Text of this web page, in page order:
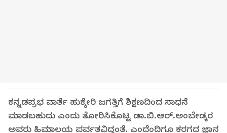
ಕನ್ನಡಪ್ರಭ ವಾರ್ತೆ ಹುಕ್ಕೇರಿ ಜಗತ್ತಿಗೆ ಶಿಕ್ಷಣದಿಂದ ಸಾಧನೆ
ಮಾಡಬಹುದು ಎಂದು ತೋರಿಸಿಕೊಟ್ಟ ಡಾ.ಬಿ.ಆರ್.ಅಂಬೇಡ್ಕರ
ಅವರು ಹಿಮಾಲಯ ಪರ್ವತವಿದ್ದಂತೆ. ಎಂದೆಂದಿಗೂ ಕರಗದ ಜ್ಞಾನ